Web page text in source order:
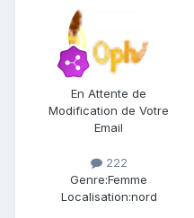
En Attente de
Modification de Votre
Email
222
Genre:Femme
Localisation:nord